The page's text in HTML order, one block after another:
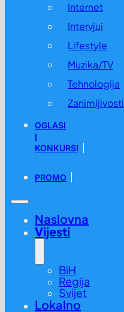
Internet
Intervjui
Lifestyle
Muzika/TV
Tehnologija
Zanimljivosti
OGLASI
I
KONKURSI
PROMO
Naslovna
Vijesti
BiH
Regija
Svijet
Lokalno